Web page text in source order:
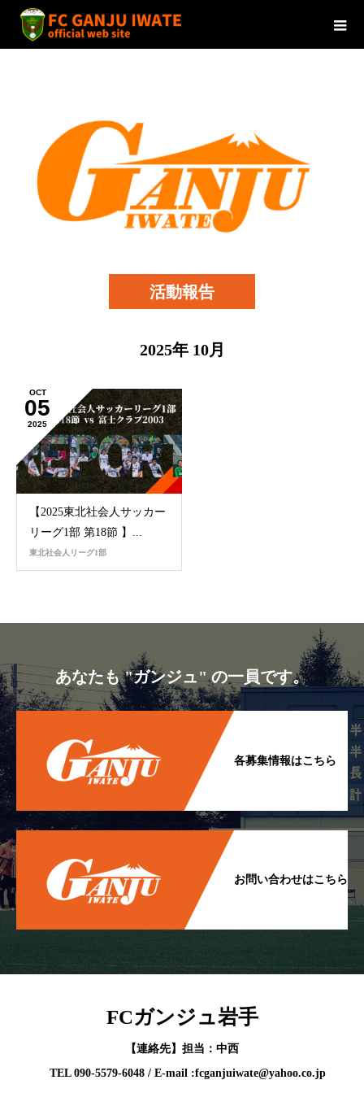
活動報告
2025年 10月
OCT
05
2025
【2025東北社会人サッカー
リーグ1部 第18節 】...
東北社会人リーグ1部
あなたも "ガンジュ" の一員です。
各募集情報はこちら
お問い合わせはこちら
FCガンジュ岩手
【連絡先】担当：中西
TEL 090-5579-6048 / E-mail :fcganjuiwate@yahoo.co.jp